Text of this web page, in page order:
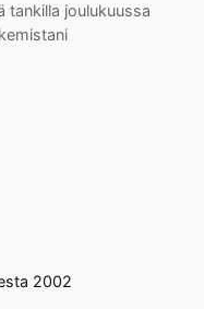
tankilla joulukuussa
2002